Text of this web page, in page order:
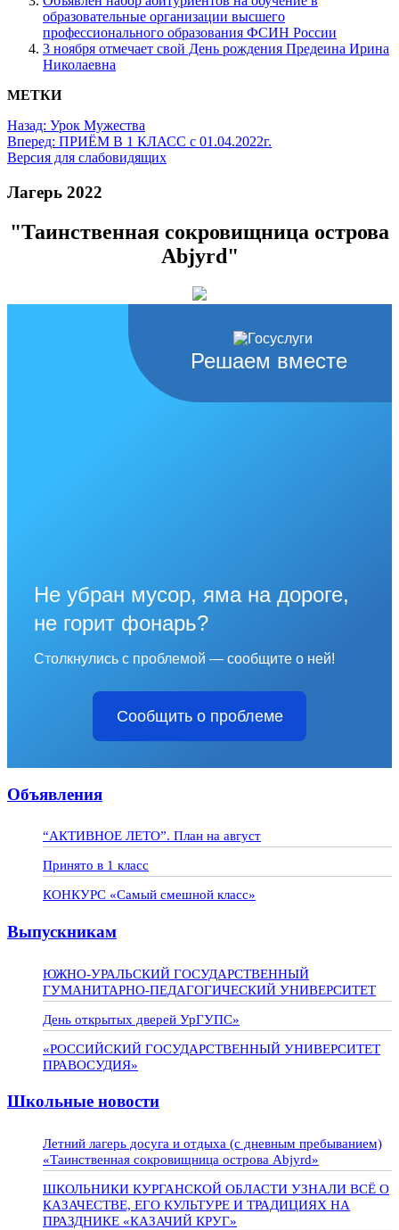
образовательные организации высшего
профессионального образования ФСИН России
3 ноября отмечает свой День рождения Предеина Ирина
Николаевна
МЕТКИ
Назад: Урок Мужества
Вперед: ПРИЁМ В 1 КЛАСС с 01.04.2022г.
Версия для слабовидящих
Лагерь 2022
"Таинственная сокровищница острова
Abjyrd"
Решаем вместе
Не убран мусор, яма на дороге,
не горит фонарь?
Столкнулись с проблемой — сообщите о ней!
Сообщить о проблеме
Объявления
“АКТИВНОЕ ЛЕТО”. План на август
Принято в 1 класс
КОНКУРС «Самый смешной класс»
Выпускникам
ЮЖНО-УРАЛЬСКИЙ ГОСУДАРСТВЕННЫЙ
ГУМАНИТАРНО-ПЕДАГОГИЧЕСКИЙ УНИВЕРСИТЕТ
День открытых дверей УрГУПС»
«РОССИЙСКИЙ ГОСУДАРСТВЕННЫЙ УНИВЕРСИТЕТ
ПРАВОСУДИЯ»
Школьные новости
Летний лагерь досуга и отдыха (с дневным пребыванием)
«Таинственная сокровищница острова Abjyrd»
ШКОЛЬНИКИ КУРГАНСКОЙ ОБЛАСТИ УЗНАЛИ ВСЁ О
КАЗАЧЕСТВЕ, ЕГО КУЛЬТУРЕ И ТРАДИЦИЯХ НА
ПРАЗДНИКЕ «КАЗАЧИЙ КРУГ»